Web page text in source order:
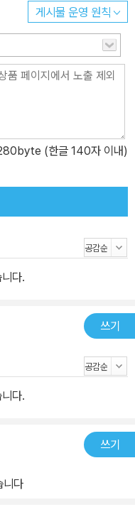
게시물 운영 원칙
(한글 140자 이내)
다.
쓰기
다.
쓰기
니다